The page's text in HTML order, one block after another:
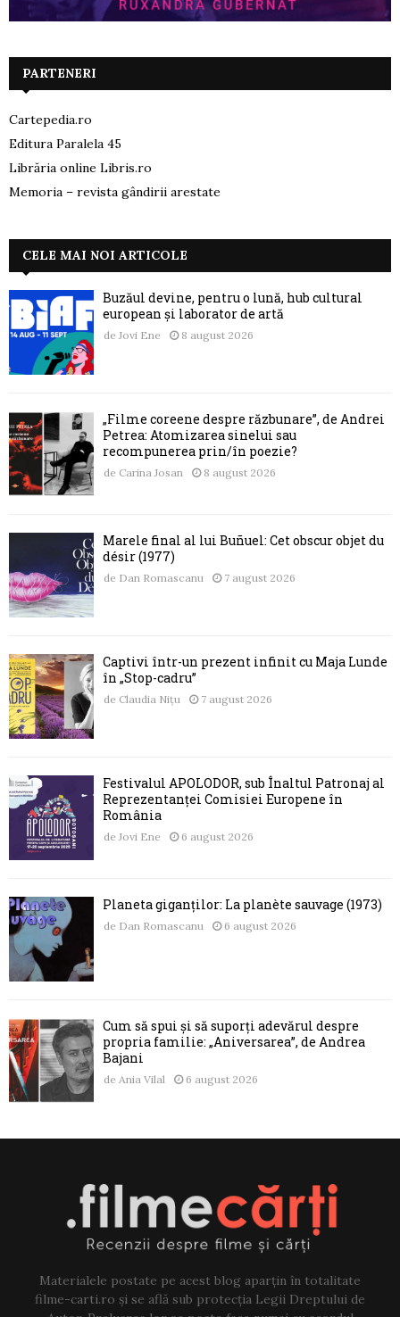
PARTENERI
Cartepedia.ro
Editura Paralela 45
Librăria online Libris.ro
Memoria – revista gândirii arestate
CELE MAI NOI ARTICOLE
Buzăul devine, pentru o lună, hub cultural
european și laborator de artă
de Jovi Ene 8 august 2026
„Filme coreene despre răzbunare”, de Andrei
Petrea: Atomizarea sinelui sau
recompunerea prin/în poezie?
de Carina Josan 8 august 2026
Marele final al lui Buñuel: Cet obscur objet du
désir (1977)
de Dan Romascanu 7 august 2026
Captivi într-un prezent infinit cu Maja Lunde
în „Stop-cadru”
de Claudia Nițu 7 august 2026
Festivalul APOLODOR, sub Înaltul Patronaj al
Reprezentanței Comisiei Europene în
România
de Jovi Ene 6 august 2026
Planeta giganților: La planète sauvage (1973)
de Dan Romascanu 6 august 2026
Cum să spui și să suporți adevărul despre
propria familie: „Aniversarea”, de Andrea
Bajani
de Ania Vilal 6 august 2026
Materialele postate pe acest blog aparțin în totalitate
filme-carti.ro și se află sub protecția Legii Dreptului de